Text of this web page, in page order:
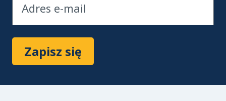
Zapisz się